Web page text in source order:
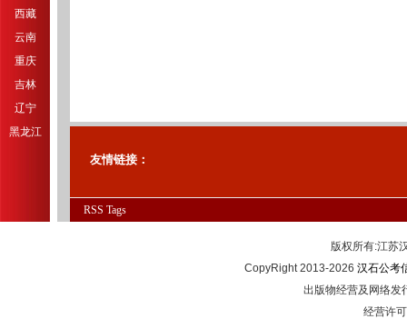
西藏
云南
重庆
吉林
辽宁
黑龙江
友情链接：
RSS Tags
版权所有:江
CopyRight 2013-2026 汉石公考
出版物经营及网络发
经营许